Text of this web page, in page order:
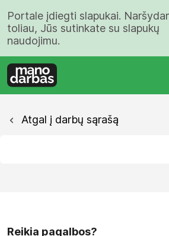
Portale įdiegti slapukai.
toliau, Jūs sutinkate su slapukų
naudojimu.
Atgal į darbų sąrašą
Reikia pagalbos?